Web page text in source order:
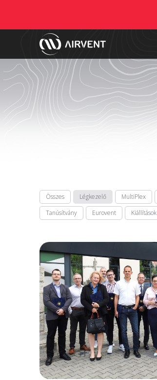
Összes Légkezelő MultiPlex
Tanúsítvány
Eurovent Kiállítások